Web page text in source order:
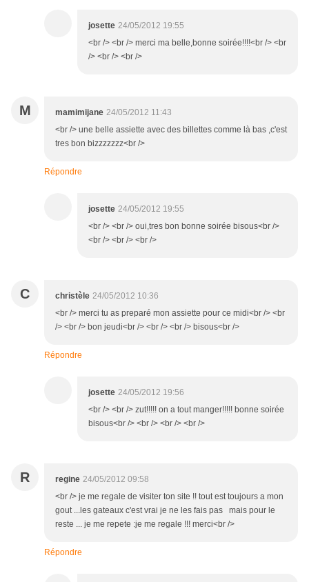
josette 24/05/2012 19:55
<br /> <br /> merci ma belle,bonne soirée!!!!<br /> <br
/> <br /> <br />
M mamimijane 24/05/2012 11:43
<br /> une belle assiette avec des billettes comme là bas ,c'est
tres bon bizzzzzzz<br />
Répondre
josette 24/05/2012 19:55
<br /> <br /> oui,tres bon bonne soirée bisous<br />
<br /> <br /> <br />
C christèle 24/05/2012 10:36
<br /> merci tu as preparé mon assiette pour ce midi<br /> <br
/> <br /> bon jeudi<br /> <br /> <br /> bisous<br />
Répondre
josette 24/05/2012 19:56
<br /> <br /> zut!!!!! on a tout manger!!!!! bonne soirée
bisous<br /> <br /> <br /> <br />
R regine 24/05/2012 09:58
<br /> je me regale de visiter ton site !! tout est toujours a mon
gout ...les gateaux c'est vrai je ne les fais pas mais pour le
reste ... je me repete :je me regale !!! merci<br />
Répondre